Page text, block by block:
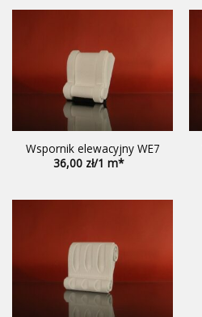
Wspornik elewacyjny WE7
36,00